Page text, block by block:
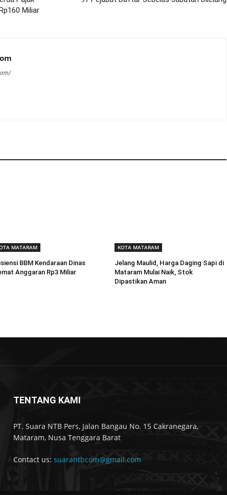
Miliar
MATARAM
BBM Kendaraan Dinas
Anggaran Rp3 Miliar
KOTA MATARAM
Jelang Maulid, Harga Daging Sapi di
Mataram Mulai Naik, Stok
Dipastikan Aman
TENTANG KAMI
PT. Suara NTB Pers, Jalan Bangau No. 15 Cakranegara,
Mataram, Nusa Tenggara Barat
Contact us: suarantbcom@gmail.com